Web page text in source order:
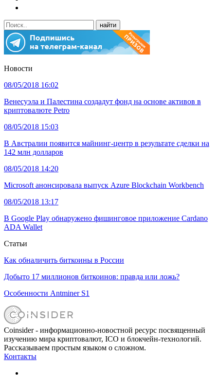
Новости
08/05/2018 16:02
Венесуэла и Палестина создадут фонд на основе активов в
криптовалюте Petro
08/05/2018 15:03
В Австралии появится майнинг-центр в результате сделки на
142 млн долларов
08/05/2018 14:20
Microsoft анонсировала выпуск Azure Blockchain Workbench
08/05/2018 13:17
В Google Play обнаружено фишинговое приложение Cardano
ADA Wallet
Статьи
Как обналичить биткоины в России
Добыто 17 миллионов биткоинов: правда или ложь?
Особенности Antminer S1
Coinsider - информационно-новостной ресурс посвященный
изучению мира криптовалют, ICO и блокчейн-технологий.
Рассказываем простым языком о сложном.
Контакты